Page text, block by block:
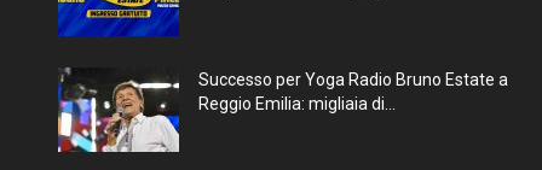
Successo per Yoga Radio Bruno Estate a
Reggio Emilia: migliaia di...